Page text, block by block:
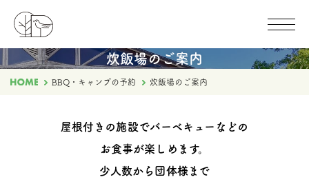
炊飯場のご案内
BBQ・キャンプの予約 炊飯場のご案内
屋根付きの施設でバーベキューなどの
お食事が楽しめます。
少人数から団体様まで